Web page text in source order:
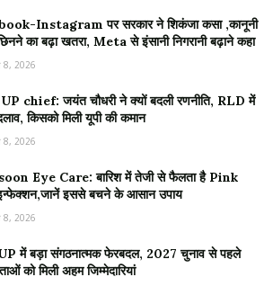
Instagram पर सरकार ने शिकंजा कसा ,कानूनी
का बढ़ा खतरा, Meta से इंसानी निगरानी बढ़ाने कहा
8, 2026
chief: जयंत चौधरी ने क्यों बदली रणनीति, RLD में
किसको मिली यूपी की कमान
8, 2026
Eye Care: बारिश में तेजी से फैलता है Pink
इससे बचने के आसान उपाय
8, 2026
में बड़ा संगठनात्मक फेरबदल, 2027 चुनाव से पहले
को मिली अहम जिम्मेदारियां